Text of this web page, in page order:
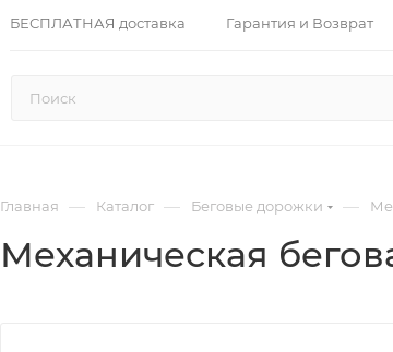
БЕСПЛАТНАЯ доставка Гарантия и Возврат
Главная — Каталог — Беговые дорожки —
Механическая